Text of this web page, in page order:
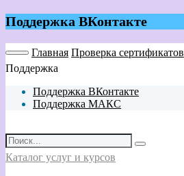
Поддержка ВКонтакте
Главная Проверка сертификатов
Поддержка
Поддержка ВКонтакте
Поддержка МАКС
Каталог услуг и курсов